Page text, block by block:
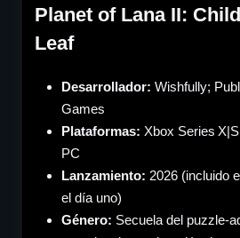
Planet of Lana II:
Leaf
Desarrollador: Wishfully;
Games
Plataformas: Xbox Series
PC
Lanzamiento: 2026 (incluido
el día uno)
Género: Secuela del puzzle-